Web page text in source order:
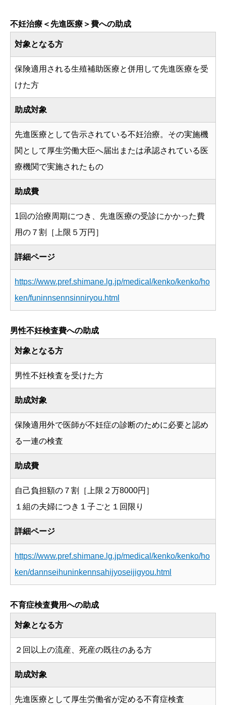
不妊治療＜先進医療＞費への助成
対象となる方
保険適用される生殖補助医療と併用して先進医療を受
けた方
助成対象
先進医療として告示されている不妊治療。その実施機
関として厚生労働大臣へ届出または承認されている医
療機関で実施されたもの
助成費
1回の治療周期につき、先進医療の受診にかかった費
用の７割［上限５万円］
詳細ページ
https://www.pref.shimane.lg.jp/medical/kenko/kenko/ho
ken/funinnsennsinniryou.html
男性不妊検査費への助成
対象となる方
男性不妊検査を受けた方
助成対象
保険適用外で医師が不妊症の診断のために必要と認め
る一連の検査
助成費
自己負担額の７割［上限２万8000円］
１組の夫婦につき１子ごと１回限り
詳細ページ
https://www.pref.shimane.lg.jp/medical/kenko/kenko/ho
ken/dannseihuninkennsahijyoseijigyou.html
不育症検査費用への助成
対象となる方
２回以上の流産、死産の既往のある方
助成対象
先進医療として厚生労働省が定める不育症検査